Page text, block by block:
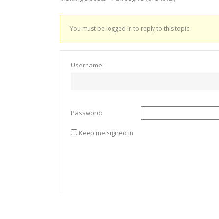
You must be logged in to reply to this topic.
Username:
Password:
Keep me signed in